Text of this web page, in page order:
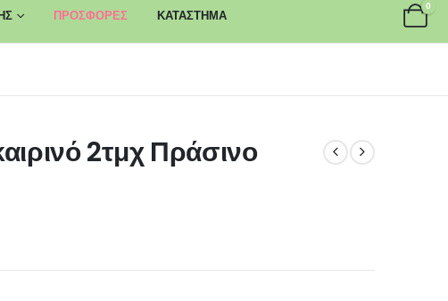
ΠΡΟΣΦΟΡΕΣ ΚΑΤΑΣΤΗΜΑ
0
2τμχ Πράσινο